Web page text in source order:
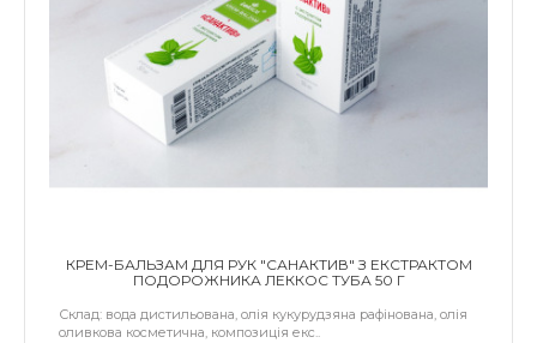
КРЕМ-БАЛЬЗАМ ДЛЯ РУК "САНАКТИВ" З ЕКСТРАКТОМ
ПОДОРОЖНИКА ЛЕККОС ТУБА 50 Г
Склад: вода дистильована, олія кукурудзяна рафінована, олія
оливкова косметична, композиція екс..